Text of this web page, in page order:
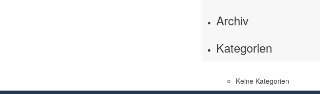
Archiv
Kategorien
Keine Kategorien